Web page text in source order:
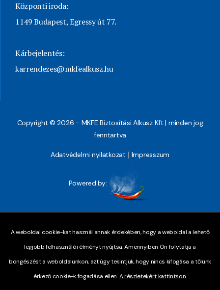
Központi iroda:
1149 Budapest, Egressy út 77.
Kárbejelentés:
karrendezes@mkfealkusz.hu
Copyright © 2026 - MKFE Biztosítási Alkusz Kft | minden jog
fenntartva
Adatvédelmi nyilatkozat Impresszum
Powered by:
A weboldal cookie-kat használ annak érdekében, hogy a weboldal a lehető
legjobb felhasználói élményt nyújtsa. Amennyiben Ön folytatja a
böngészést a weboldalunkon, azt úgy tekintjük, hogy nincs kifogása a tőlünk
érkező cookie-k fogadása ellen.A részletekért kattintson.